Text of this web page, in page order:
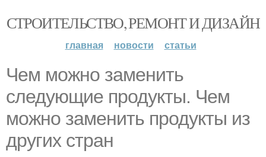
СТРОИТЕЛЬСТВО, РЕМОНТ И ДИЗАЙН
главная новости статьи
Чем можно заменить
следующие продукты. Чем
можно заменить продукты из
других стран